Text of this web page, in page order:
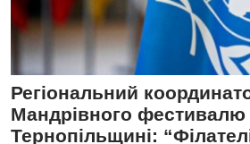
Регіональний
Мандрівного фестивалю
Тернопільщині: